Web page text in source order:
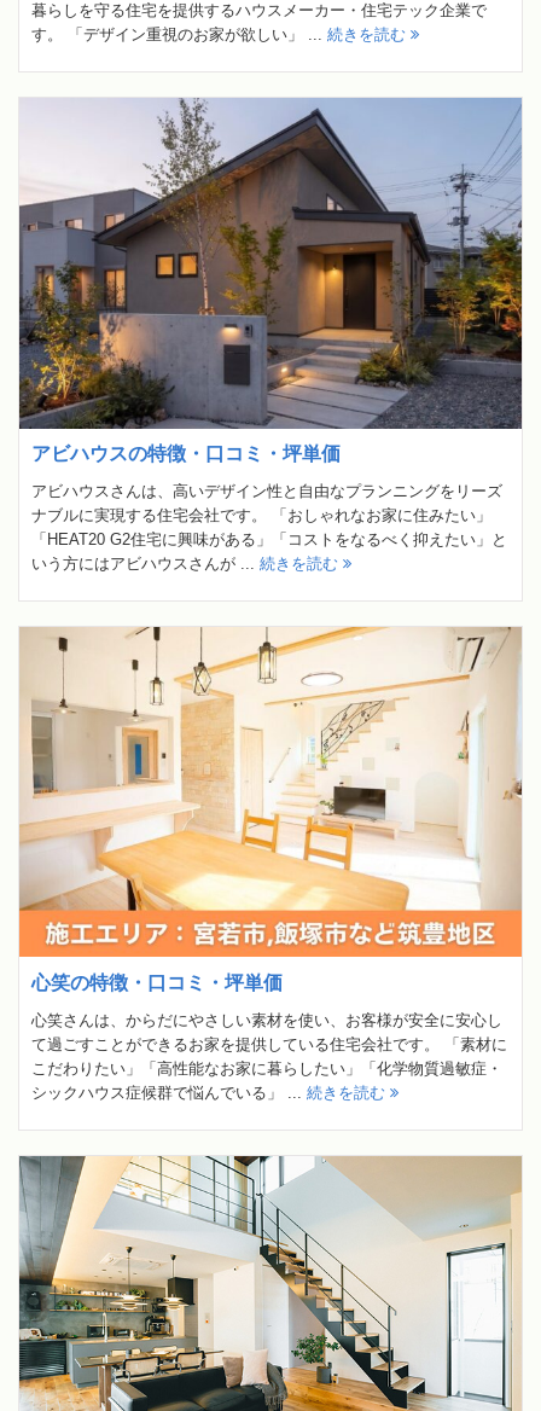
暮らしを守る住宅を提供するハウスメーカー・住宅テック企業で
す。 「デザイン重視のお家が欲しい」 ... 続きを読む
アビハウスの特徴・口コミ・坪単価
アビハウスさんは、高いデザイン性と自由なプランニングをリーズ
ナブルに実現する住宅会社です。 「おしゃれなお家に住みたい」
「HEAT20 G2住宅に興味がある」「コストをなるべく抑えたい」と
いう方にはアビハウスさんが ... 続きを読む
心笑の特徴・口コミ・坪単価
心笑さんは、からだにやさしい素材を使い、お客様が安全に安心し
て過ごすことができるお家を提供している住宅会社です。 「素材に
こだわりたい」「高性能なお家に暮らしたい」「化学物質過敏症・
シックハウス症候群で悩んでいる」 ... 続きを読む